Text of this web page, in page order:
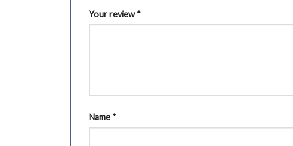
Your review*
Name *